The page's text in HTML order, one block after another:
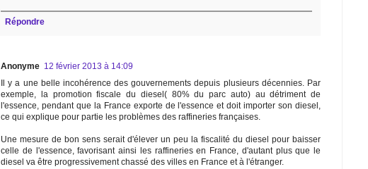
Répondre
Anonyme 12 février 2013 à 14:09
Il y a une belle incohérence des gouvernements depuis plusieurs décennies. Par
exemple, la promotion fiscale du diesel( 80% du parc auto) au détriment de
l'essence, pendant que la France exporte de l'essence et doit importer son diesel,
ce qui explique pour partie les problèmes des raffineries françaises.
Une mesure de bon sens serait d'élever un peu la fiscalité du diesel pour baisser
celle de l'essence, favorisant ainsi les raffineries en France, d'autant plus que le
diesel va être progressivement chassé des villes en France et à l'étranger.